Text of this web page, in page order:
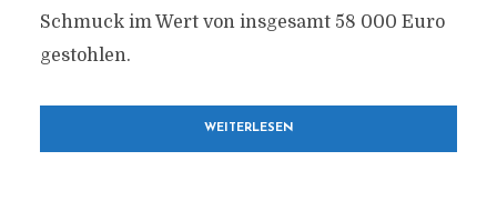
Schmuck im Wert von insgesamt 58 000 Euro
gestohlen.
WEITERLESEN